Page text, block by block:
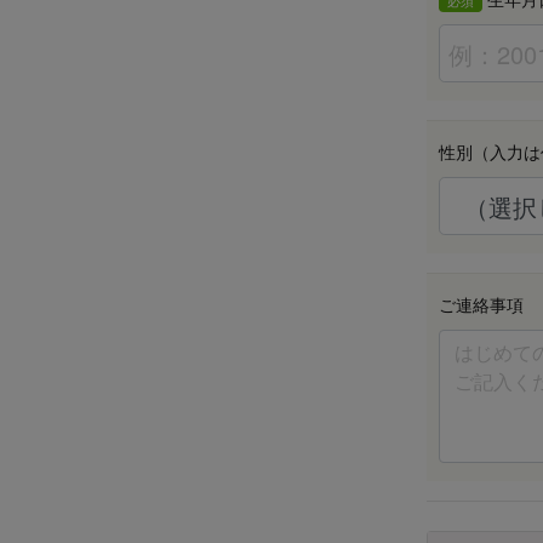
性別（入力
ご連絡事項